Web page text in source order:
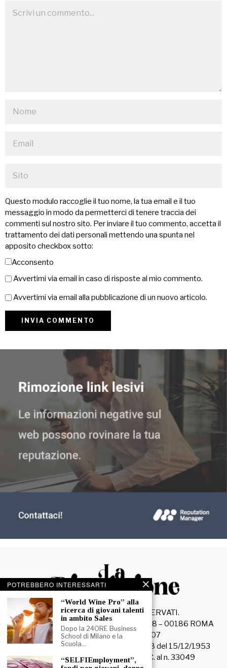
Questo modulo raccoglie il tuo nome, la tua email e il tuo
messaggio in modo da permetterci di tenere traccia dei
commenti sul nostro sito. Per inviare il tuo commento, accetta il
trattamento dei dati personali mettendo una spunta nel
apposito checkbox sotto:
Acconsento
Avvertimi via email in caso di risposte al mio commento.
Avvertimi via email alla pubblicazione di un nuovo articolo.
© 2026- TUTTI I DIRITTI RISERVATI.
La Discussione S.r.l. – Piazza Capranica, 78 – 00186 ROMA
C.F. e P. IVA 15045971007
Registrazione Tribunale di Roma n. 3628 del 15/12/1953
La società editrice è iscritta al R.O.C. al n. 33049
POTREBBERO INTERESSARTI
“World Wine Pro” alla
ricerca di giovani talenti
in ambito Sales
Dopo la 24ORE Business
School di Milano e la
Scuola…
“SELFIEmployment”,